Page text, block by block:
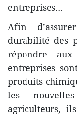
entreprises…
Afin
durabilité des
répondre
entreprises
produits
les
agriculteurs,